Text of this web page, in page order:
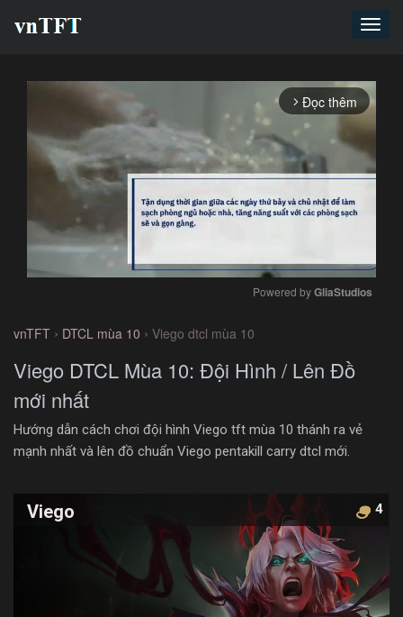
arrow_forward_ios Đọc thêm
Powered by GliaStudios
vnTFT › DTCL mùa 10 › Viego dtcl mùa 10
Viego DTCL Mùa 10: Đội Hình / Lên Đồ
mới nhất
Hướng dẫn cách chơi đội hình Viego tft mùa 10 thánh ra vẻ
mạnh nhất và lên đồ chuẩn Viego pentakill carry dtcl mới.
Viego 4